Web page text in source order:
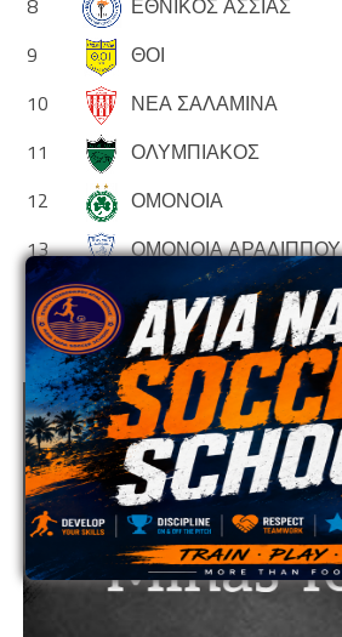
9
ΘΟΙ
10
ΝΕΑ ΣΑΛΑΜΙΝΑ
11
ΟΛΥΜΠΙΑΚΟΣ
12
ΟΜΟΝΟΙΑ
13
ΟΜΟΝΟΙΑ ΑΡΑΔΙΠΠΟΥ
14
ΠΑΦΟΣ
ADVERTISEMENT